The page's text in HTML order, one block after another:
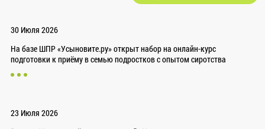
30 Июля 2026
На базе ШПР «Усыновите.ру» открыт набор на онлайн-курс
подготовки к приёму в семью подростков с опытом сиротства
23 Июля 2026